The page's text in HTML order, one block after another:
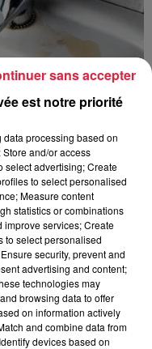
des robinets
de Hoerdt ont vu de
Face aux
a pris...
est notre priorité
processing based on
and/or access
select advertising; Create
to select personalised
Measure content
statistics or combinations
improve services; Create
to select personalised
security, prevent and
advertising and content;
technologies may
browsing data to offer
on information actively
and combine data from
devices based on
sans accepter